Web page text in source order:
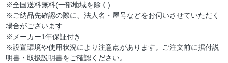
※全国送料無料(一部地域を除く)
※ご納品先確認の際に、法人名・屋号などをお伺いさせていただく
場合がございます
※メーカー1年保証付き
※設置環境や使用状況により注意点があります。ご注文前に据付説
明書・取扱説明書をご確認ください。